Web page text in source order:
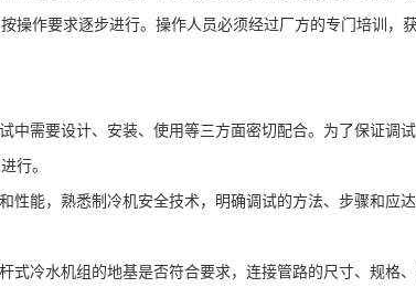
操作要求逐步进行。操作人员必须经过厂方的专门培训，
中需要设计、安装、使用等三方面密切配合。为了保证调
行。
性能，熟悉制冷机安全技术，明确调试的方法、步骤和应
冷水机组的地基是否符合要求，连接管路的尺寸、规格、